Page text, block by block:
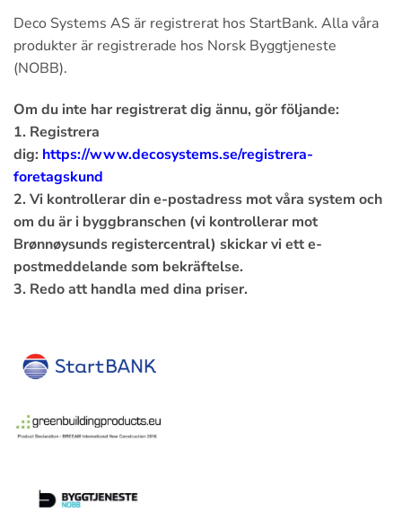
Deco Systems AS är registrerat hos StartBank. Alla våra
produkter är registrerade hos Norsk Byggtjeneste
(NOBB).
Om du inte har registrerat dig ännu, gör följande:
1. Registrera
dig: https://www.decosystems.se/registrera-
foretagskund
2. Vi kontrollerar din e-postadress mot våra system och
om du är i byggbranschen (vi kontrollerar mot
Brønnøysunds registercentral) skickar vi ett e-
postmeddelande som bekräftelse.
3. Redo att handla med dina priser.